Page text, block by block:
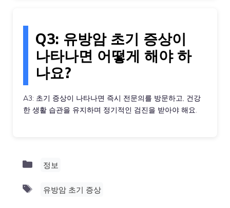
Q3: 유방암 초기 증상이
나타나면 어떻게 해야 하
나요?
A3: 초기 증상이 나타나면 즉시 전문의를 방문하고, 건강
한 생활 습관을 유지하며 정기적인 검진을 받아야 해요.
Categories
정보
Tags
유방암 초기 증상